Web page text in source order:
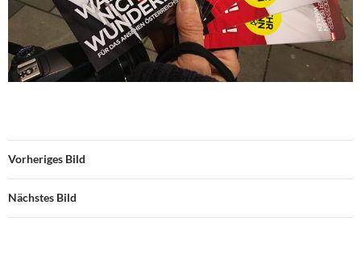
Vorheriges Bild
Nächstes Bild